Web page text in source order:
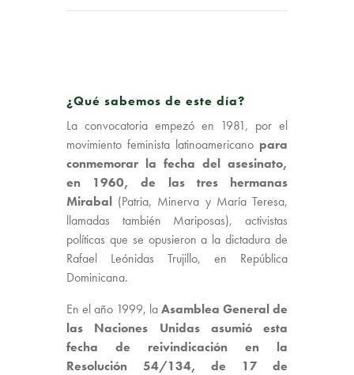
¿Qué sabemos de este día?
La convocatoria empezó en 1981, por el
movimiento feminista latinoamericano para
conmemorar la fecha del asesinato,
en 1960, de las tres hermanas
Mirabal (Patria, Minerva y María Teresa,
llamadas también Mariposas), activistas
políticas que se opusieron a la dictadura de
Rafael Leónidas Trujillo, en República
Dominicana.
En el año 1999, laAsamblea General de
las Naciones Unidas asumió esta
fecha de reivindicación en la
Resolución 54/134, de 17 de